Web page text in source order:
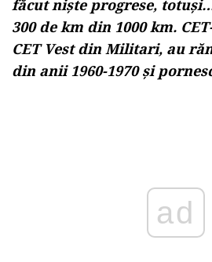
făcut niște progrese,
300 de km din 1000 km.
CET Vest din Militari, au
din anii 1960-1970 și
ad